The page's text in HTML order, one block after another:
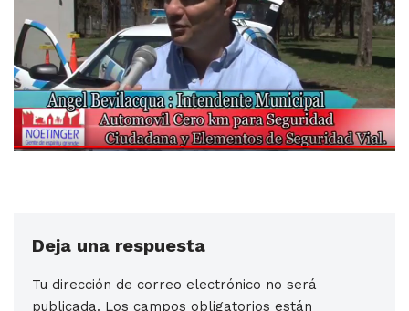
Deja una respuesta
Tu dirección de correo electrónico no será
publicada. Los campos obligatorios están